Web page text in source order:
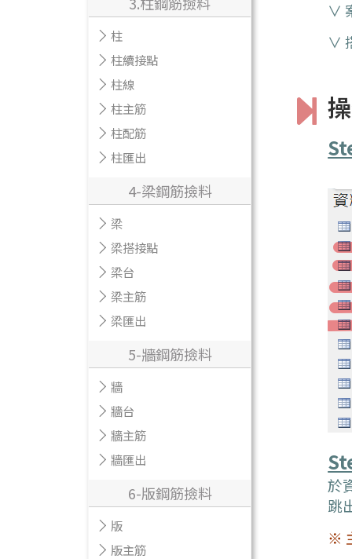
柱
柱續接點
柱線
柱主筋
柱配筋
柱匯出
4-梁鋼筋撿料
梁
梁搭接點
梁台
梁主筋
梁匯出
5-牆鋼筋撿料
牆
牆台
牆主筋
牆匯出
6-版鋼筋撿料
版
版主筋
∨
∨
於
跳
※